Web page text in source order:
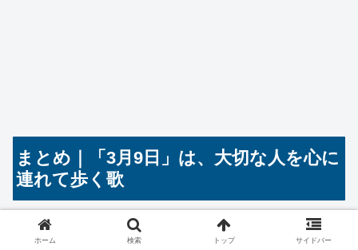
まとめ｜「3月9日」は、大切な人を心に
連れて歩く歌
レミオロメンの「3月9日」は、友人の結婚を祝うために
ホーム 検索 トップ サイドバー